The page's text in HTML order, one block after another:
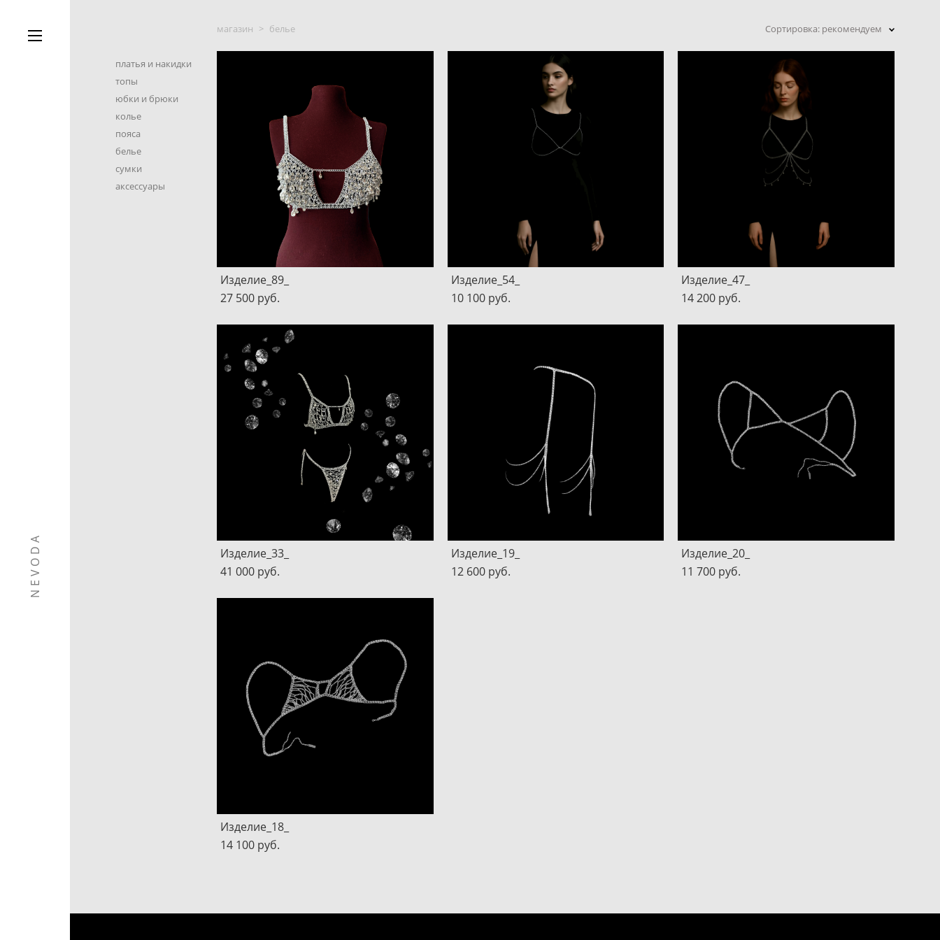
NEVODA
платья и накидки
топы
юбки и брюки
колье
пояса
белье
сумки
аксессуары
магазин > белье Сортировка: рекомендуем
Изделие_89_
27 500 pуб.
Изделие_54_
10 100 pуб.
Изделие_47_
14 200 pуб.
Изделие_33_
41 000 pуб.
Изделие_19_
12 600 pуб.
Изделие_20_
11 700 pуб.
Изделие_18_
14 100 pуб.